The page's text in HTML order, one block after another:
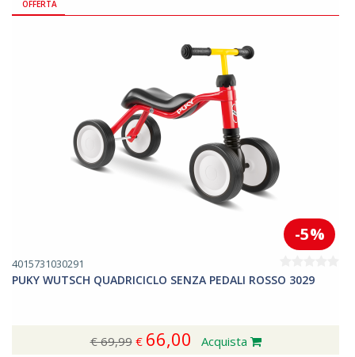
OFFERTA
4015731030291
PUKY WUTSCH QUADRICICLO SENZA PEDALI ROSSO 3029
€ 69,99€ 66,00
-5%
Acquista